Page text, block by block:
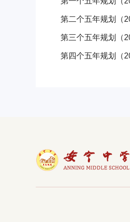
第二个五年规划（
第三个五年规划（
第四个五年规划（